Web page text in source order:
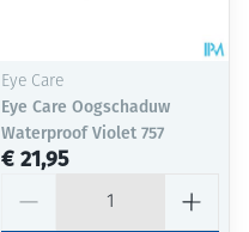
Eye Care
Eye Care Oogschaduw
Waterproof Violet 757
€ 21,95